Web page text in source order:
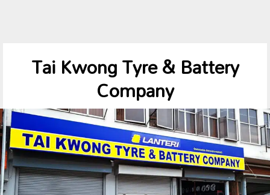
Tai Kwong Tyre & Battery
Company